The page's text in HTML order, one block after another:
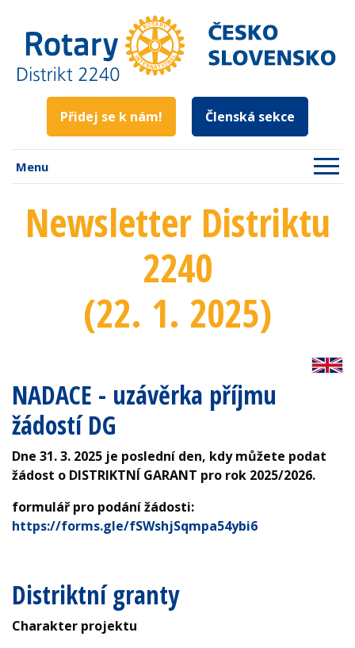
Přidej se k nám! Členská sekce
Menu
Newsletter Distriktu
2240
(22. 1. 2025)
NADACE - uzávěrka příjmu
žádostí DG
Dne 31. 3. 2025 je poslední den, kdy můžete podat
žádost o DISTRIKTNÍ GARANT pro rok 2025/2026.
formulář pro podání žádosti:
https://forms.gle/fSWshjSqmpa54ybi6
Distriktní granty
Charakter projektu